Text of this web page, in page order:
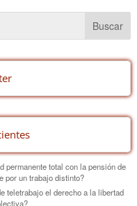
permanente total con la pensión de
por un trabajo distinto?
teletrabajo el derecho a la libertad